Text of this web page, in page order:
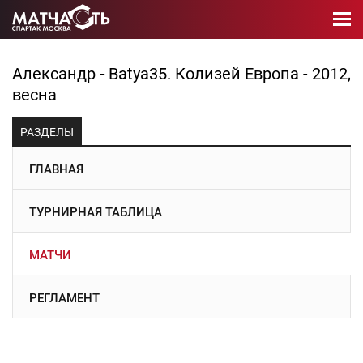
Александр - Batya35. Колизей Европа - 2012,
весна
РАЗДЕЛЫ
ГЛАВНАЯ
ТУРНИРНАЯ ТАБЛИЦА
МАТЧИ
РЕГЛАМЕНТ